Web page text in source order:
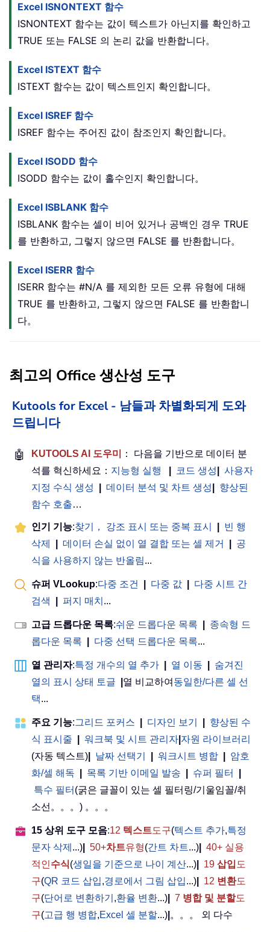
Excel ISNONTEXT 함수
ISNONTEXT 함수는 값이 텍스트가 아닌지를 확인하고
TRUE 또는 FALSE 의 논리 값을 반환합니다。
Excel ISTEXT 함수
ISTEXT 함수는 값이 텍스트인지 확인합니다。
Excel ISREF 함수
ISREF 함수는 주어진 값이 참조인지 확인합니다。
Excel ISODD 함수
ISODD 함수는 값이 홀수인지 확인합니다。
Excel ISBLANK 함수
ISBLANK 함수는 셀이 비어 있거나 공백인 경우 TRUE
를 반환하고, 그렇지 않으면 FALSE 를 반환합니다。
Excel ISERR 함수
ISERR 함수는 #N/A 를 제외한 모든 오류 유형에 대해
TRUE 를 반환하고, 그렇지 않으면 FALSE 를 반환합니
다。
최고의 Office 생산성 도구
Kutools for Excel - 남들과 차별화되게 도와
드립니다
🤖 KUTOOLS AI 도우미
： 다음을 기반으로 데이터 분
석를 혁신하세요： 지능형 실행 코드 생성
사용자
지정 수식 생성
데이터 분석 및 차트 생성
향상된
함수 호출…
인기 기능:찾기， 강조 표시 또는 중복 표시
빈 행
삭제
데이터 손실 없이 열 결합 또는 셀 제거
공
식을 사용하지 않는 반올림...
슈퍼 VLookup:다중 조건 다중 값
다중 시트 간
검색
퍼지 매치 ...
고급 드롭다운 목록:쉬운 드롭다운 목록
종속형 드
롭다운 목록
다중 선택 드롭다운 목록...
열 관리자:특정 개수의 열 추가 열 이동
숨겨진
열의 표시 상태 토글
열 비교하여 동일한/다른 셀 선
택...
주요 기능:그리드 포커스 디자인 보기
향상된 수
식 표시줄
워크북 및 시트 관리자 자원 라이브러리
(자동 텍스트)
날짜 선택기 워크시트 병합
암호
화/셀 해독
목록 기반 이메일 발송 슈퍼 필터
특수 필터 (굵은 글꼴이 있는 셀 필터링/기울임꼴/취
소선。。。) 。。。
15 상위 도구 모음:12 텍스트도구(텍스트 추가,특정
문자 삭제 ...) 50+차트유형(간트 차트...)
40+ 실용
적인수식(생일을 기준으로 나이 계산...) 19 삽입도
구(QR 코드 삽입,경로에서 그림 삽입...) 12 변환도
구(단어로 변환하기 ,환율 변환...) 7 병합 및 분할도
구(고급 행 병합,Excel 셀 분할...) 。。。 외 다수